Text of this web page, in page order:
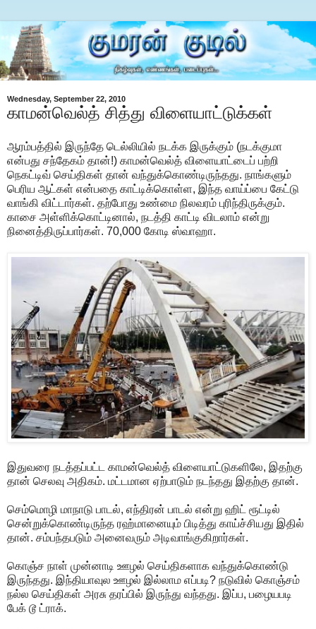
Wednesday, September 22, 2010
காமன்வெல்த் சித்து விளையாட்டுக்கள்
ஆரம்பத்தில் இருந்தே டெல்லியில் நடக்க இருக்கும் (நடக்குமா
என்பது சந்தேகம் தான்!) காமன்வெல்த் விளையாட்டைப் பற்றி
நெகட்டிவ் செய்திகள் தான் வந்துக்கொண்டிருந்தது. நாங்களும்
பெரிய ஆட்கள் என்பதை காட்டிக்கொள்ள, இந்த வாய்ப்பை கேட்டு
வாங்கி விட்டார்கள். தற்போது உண்மை நிலவரம் புரிந்திருக்கும்.
காசை அள்ளிக்கொட்டினால், நடத்தி காட்டி விடலாம் என்று
நினைத்திருப்பார்கள். 70,000 கோடி ஸ்வாஹா.
இதுவரை நடத்தப்பட்ட காமன்வெல்த் விளையாட்டுகளிலே, இதற்கு
தான் செலவு அதிகம். மட்டமான ஏற்பாடும் நடந்தது இதற்கு தான்.
செம்மொழி மாநாடு பாடல், எந்திரன் பாடல் என்று ஹிட் ரூட்டில்
சென்றுக்கொண்டிருந்த ரஹ்மானையும் பிடித்து காய்ச்சியது இதில்
தான். சம்பந்தபடும் அனைவரும் அடிவாங்குகிறார்கள்.
கொஞ்ச நாள் முன்னாடி ஊழல் செய்திகளாக வந்துக்கொண்டு
இருந்தது. இந்தியாவுல ஊழல் இல்லாம எப்படி? நடுவில் கொஞ்சம்
நல்ல செய்திகள் அரசு தரப்பில் இருந்து வந்தது. இப்ப, பழையபடி
பேக் டூ ட்ராக்.